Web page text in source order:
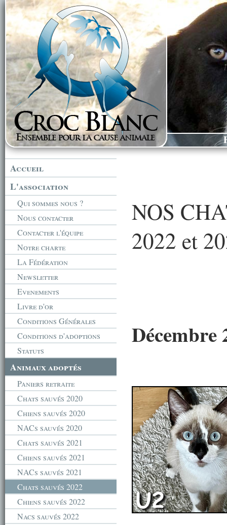
Accueil
L'association
Qui sommes nous ?
Nous contacter
Contacter l'équipe
Notre charte
La Fédération
Newsletter
Evenements
Livre d'or
Conditions Générales
Conditions d'adoptions
Statuts
Animaux adoptés
Paniers retraite
Chats sauvés 2020
Chiens sauvés 2020
NACs sauvés 2020
Chats sauvés 2021
Chiens sauvés 2021
NACs sauvés 2021
Chats sauvés 2022
Chiens sauvés 2022
Nacs sauvés 2022
NOS
2022 et
Décembre